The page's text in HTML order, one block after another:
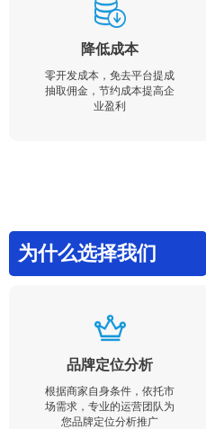
降低成本
零开发成本，免去平台提成
抽取佣金，节约成本提高企
业盈利
为什么选择我们
品牌定位分析
根据商家自身条件，依托市
场需求，专业的运营团队为
您品牌定位分析推广